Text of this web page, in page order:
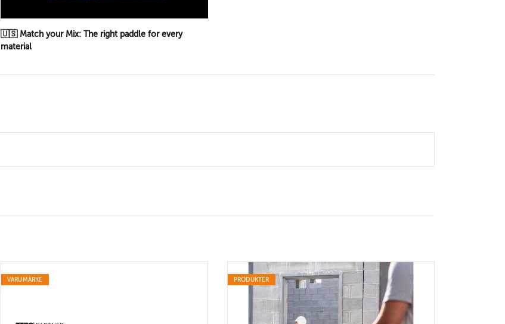
🇺🇸 Match your Mix: The right paddle for every
material
VARUMÄRKE PRODUKTER